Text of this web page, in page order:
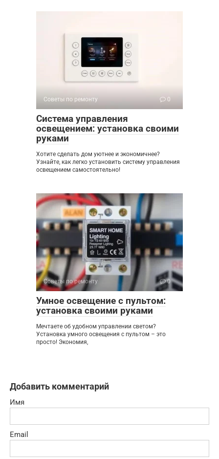
Советы по ремонту 0
Система управления
освещением: установка своими
руками
Хотите сделать дом уютнее и экономичнее?
Узнайте, как легко установить систему управления
освещением самостоятельно!
Советы по ремонту 0
Умное освещение с пультом:
установка своими руками
Мечтаете об удобном управлении светом?
Установка умного освещения с пультом – это
просто! Экономия,
Добавить комментарий
Имя
Email